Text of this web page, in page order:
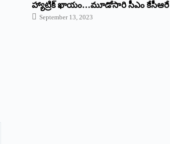
హ్యాట్రిక్‌ ‌ఖాయం…మూడోసారి సీఎం కేసీఆరే
September 13, 2023